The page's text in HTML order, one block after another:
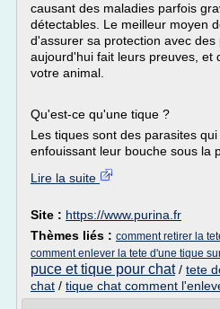
causant des maladies parfois
détectables. Le meilleur moyen
d'assurer sa protection avec des
aujourd'hui fait leurs preuves, et
votre animal.
Qu'est-ce qu'une tique ?
Les tiques sont des parasites
enfouissant leur bouche sous la
Lire la suite
Site : https://www.purina.fr
Thèmes liés : comment retirer la
comment enlever la tete d'une tique
puce et tique pour chat/ tete
chat / tique chat comment